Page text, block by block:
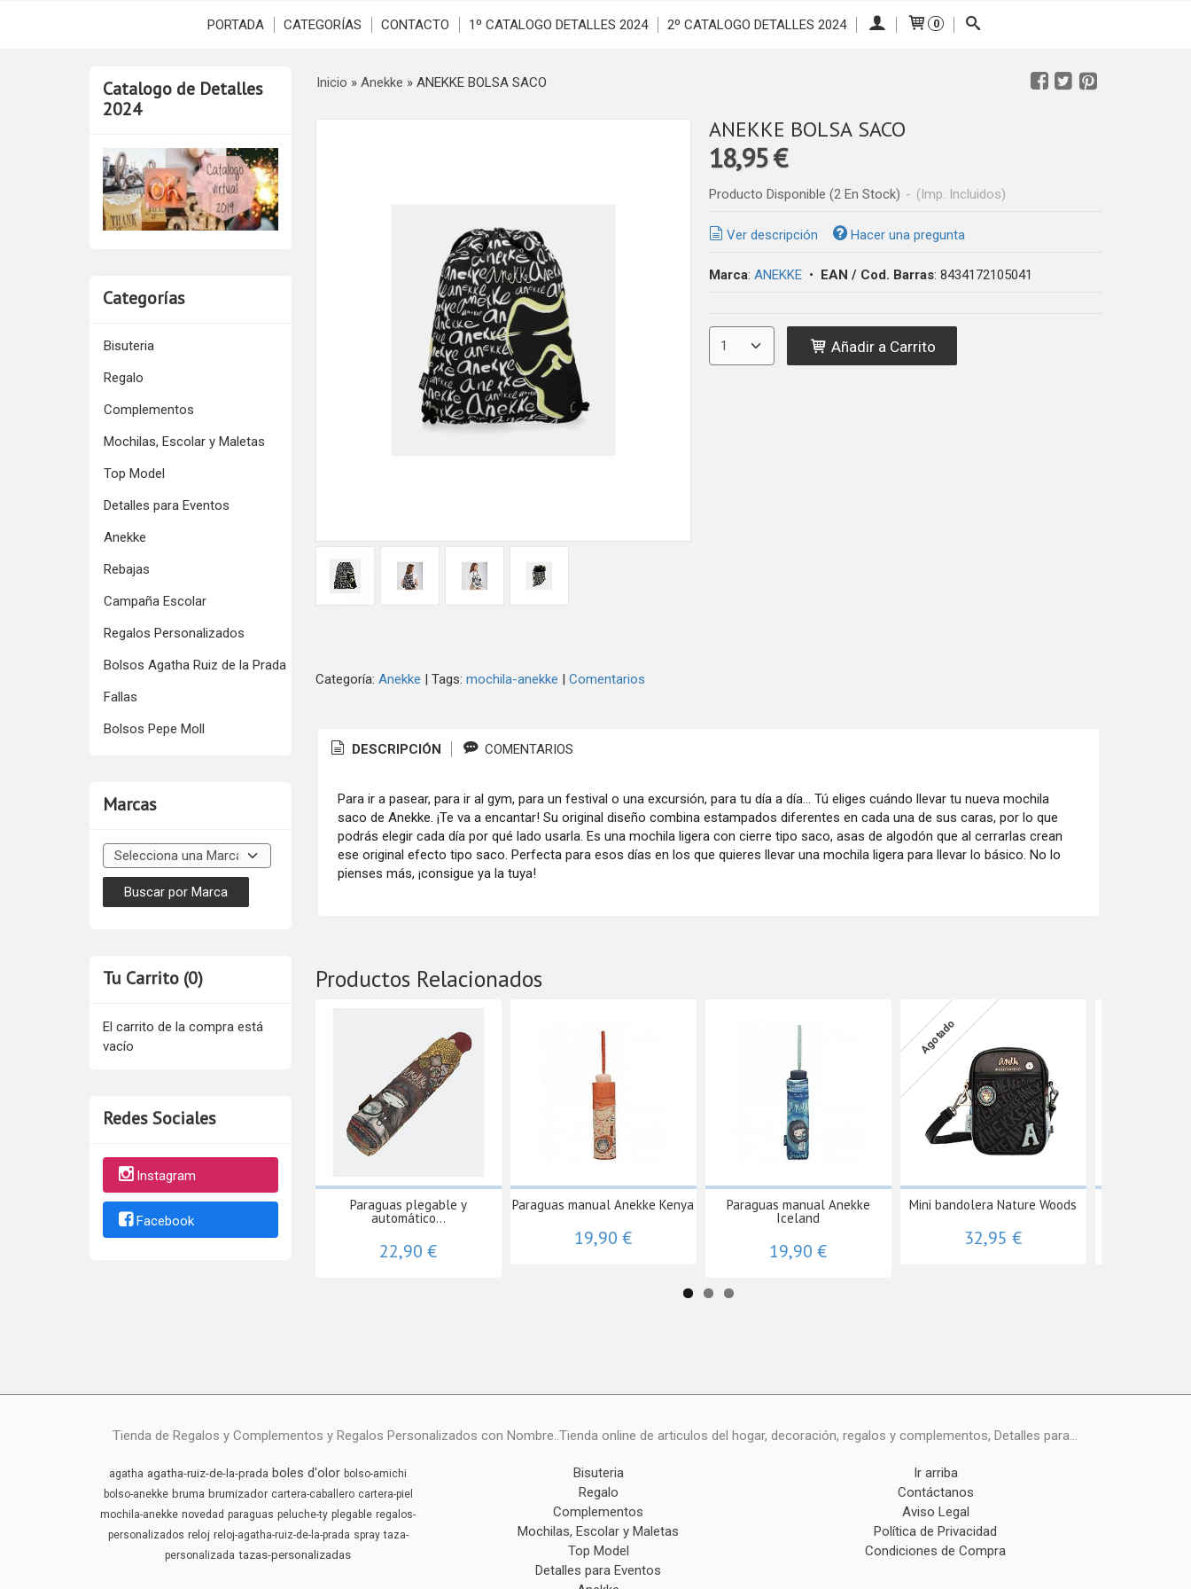
PORTADA CATEGORÍAS CONTACTO 1º CATALOGO DETALLES 2024 2º CATALOGO DETALLES 2024 0
Catalogo de Detalles
2024
Categorías
Bisuteria
Regalo
Complementos
Mochilas, Escolar y Maletas
Top Model
Detalles para Eventos
Anekke
Rebajas
Campaña Escolar
Regalos Personalizados
Bolsos Agatha Ruiz de la Prada
Fallas
Bolsos Pepe Moll
Marcas
Tu Carrito (0)
El carrito de la compra está
vacío
Redes Sociales
Instagram
Facebook
Inicio » Anekke » ANEKKE BOLSA SACO
ANEKKE BOLSA SACO
18,95 €
Producto Disponible (2 En Stock) - (Imp. Incluidos)
Ver descripción Hacer una pregunta
Marca: ANEKKE• EAN / Cod. Barras: 8434172105041
Añadir a Carrito
Categoría: Anekke | Tags: mochila-anekke | Comentarios
DESCRIPCIÓN COMENTARIOS
Para ir a pasear, para ir al gym, para un festival o una excursión, para tu día a día... Tú eliges cuándo llevar tu nueva mochila
saco de Anekke. ¡Te va a encantar! Su original diseño combina estampados diferentes en cada una de sus caras, por lo que
podrás elegir cada día por qué lado usarla. Es una mochila ligera con cierre tipo saco, asas de algodón que al cerrarlas crean
ese original efecto tipo saco. Perfecta para esos días en los que quieres llevar una mochila ligera para llevar lo básico. No lo
pienses más, ¡consigue ya la tuya!
Productos Relacionados
Paraguas plegable y
automático...
22,90 €
Paraguas manual Anekke Kenya
19,90 €
Paraguas manual Anekke
Iceland
19,90 €
Agotado
Mini bandolera Nature Woods
32,95 €
Tienda de Regalos y Complementos y Regalos Personalizados con Nombre..Tienda online de articulos del hogar, decoración, regalos y complementos, Detalles para...
agatha agatha-ruiz-de-la-prada boles d'olor bolso-amichi
bolso-anekke bruma brumizador cartera-caballero cartera-piel
mochila-anekke novedad paraguas peluche-ty plegable regalos-
personalizados reloj reloj-agatha-ruiz-de-la-prada spray taza-
personalizada tazas-personalizadas
Bisuteria
Regalo
Complementos
Mochilas, Escolar y Maletas
Top Model
Detalles para Eventos
Ir arriba
Contáctanos
Aviso Legal
Política de Privacidad
Condiciones de Compra